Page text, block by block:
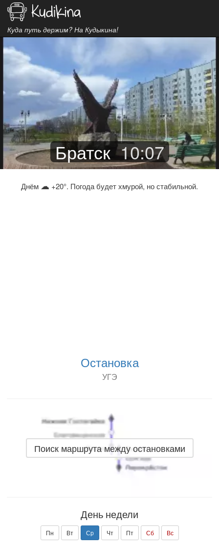
Куда путь держим? На Кудыкина!
Братск 10:07
Днём ☁ +20°. Погода будет хмурой, но стабильной.
Остановка
УГЭ
Поиск маршрута между остановками
День недели
Пн Вт Ср Чт Пт Сб Вс